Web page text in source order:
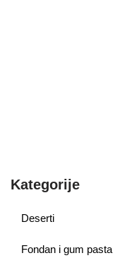
Kategorije
Deserti
Fondan i gum pasta